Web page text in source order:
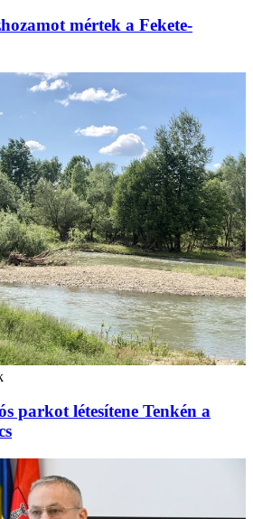
mértek a Fekete-
parkot létesítene Tenkén a